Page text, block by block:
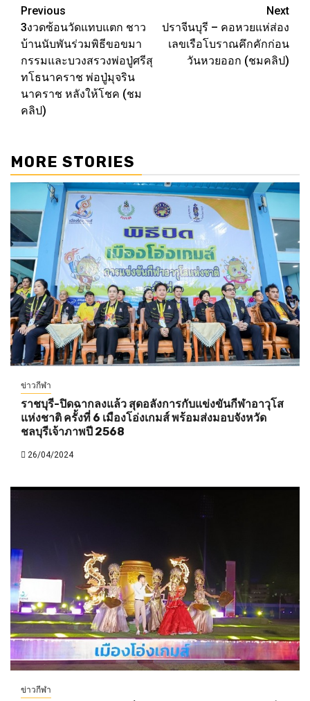
Post
navigation
Previous
3งวดซ้อนวัดแทบแตก ชาว
บ้านนับพันร่วมพิธีขอขมา
กรรมและบวงสรวงพ่อปู่ศรีสุ
ทโธนาคราช พ่อปู่มุจริน
นาคราช หลังให้โชค (ชม
คลิป)
Next
ปราจีนบุรี – คอหวยแห่ส่อง
เลขเรือโบราณคึกคักก่อน
วันหวยออก (ชมคลิป)
MORE STORIES
ข่าวกีฬา
ราชบุรี-ปิดฉากลงแล้ว สุดอลังการกับแข่งขันกีฬาอาวุโส
แห่งชาติ ครั้งที่ 6 เมืองโอ่งเกมส์ พร้อมส่งมอบจังหวัด
ชลบุรีเจ้าภาพปี 2568
26/04/2024
ข่าวกีฬา